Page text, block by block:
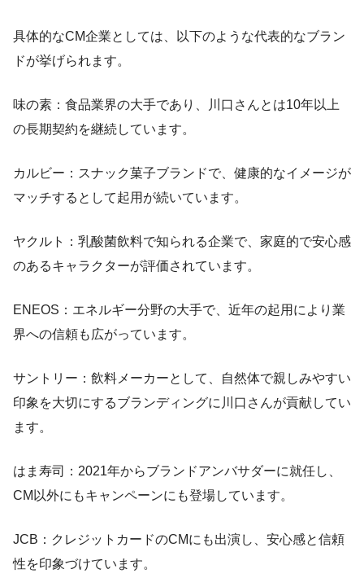
具体的なCM企業としては、以下のような代表的なブラン
ドが挙げられます。
味の素：食品業界の大手であり、川口さんとは10年以上
の長期契約を継続しています。
カルビー：スナック菓子ブランドで、健康的なイメージが
マッチするとして起用が続いています。
ヤクルト：乳酸菌飲料で知られる企業で、家庭的で安心感
のあるキャラクターが評価されています。
ENEOS：エネルギー分野の大手で、近年の起用により業
界への信頼も広がっています。
サントリー：飲料メーカーとして、自然体で親しみやすい
印象を大切にするブランディングに川口さんが貢献してい
ます。
はま寿司：2021年からブランドアンバサダーに就任し、
CM以外にもキャンペーンにも登場しています。
JCB：クレジットカードのCMにも出演し、安心感と信頼
性を印象づけています。